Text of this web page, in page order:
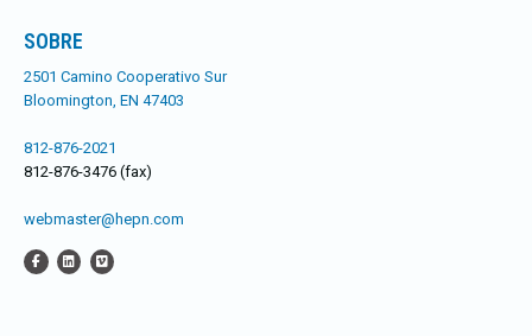
SOBRE
2501 Camino Cooperativo Sur
Bloomington, EN 47403
812-876-2021
812-876-3476 (fax)
webmaster@hepn.com